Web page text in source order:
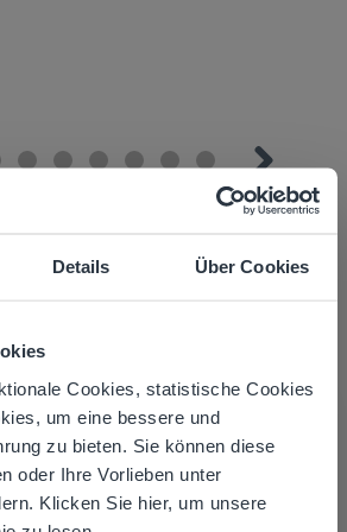
Details Über Cookies
Cookies, statistische Cookies
um eine bessere und
zu bieten. Sie können diese
oder Ihre Vorlieben unter
Klicken Sie hier, um unsere
entdecken
doesn't match
we think you might
English website. There you'll